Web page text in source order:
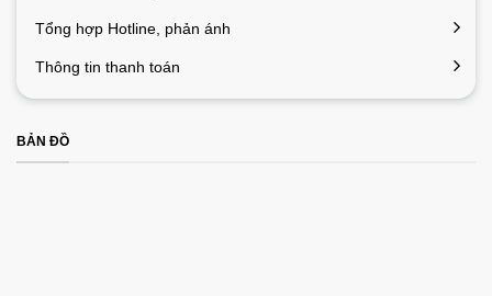
Thông số nhà sản xuất
Bảo hành: 2 năm đối với phần cứng
Tổng hợp Hotline, phản ánh
Thông tin thanh toán
BẢN ĐỒ